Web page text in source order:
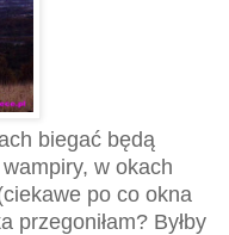
biegać będą
w okach
po co okna
przegoniłam? Byłby